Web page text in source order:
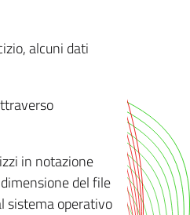
alcuni dati
in notazione
del file
sistema operativo